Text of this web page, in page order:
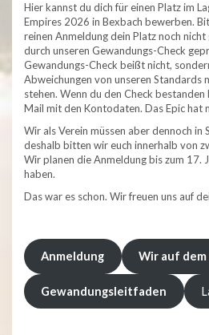
Hier kannst du dich für einen Platz im
Empires 2026 in Bexbach bewerben.
reinen Anmeldung dein Platz noch
durch unseren Gewandungs-Check
Gewandungs-Check beißt nicht,
Abweichungen von unseren Standards
stehen. Wenn du den Check
Mail mit den Kontodaten. Das Epic hat
Wir als Verein müssen aber dennoch in
deshalb bitten wir euch innerhalb von
Wir planen die Anmeldung bis zum 17.
haben.
Das war es schon. Wir freuen uns auf
Anmeldung Wir auf dem
Gewandungsleitfaden